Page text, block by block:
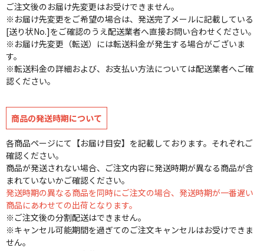
ご注文後のお届け先変更はお受けできません。
※お届け先変更をご希望の場合は、発送完了メールに記載している
[送り状No.]をご確認のうえ配送業者へ直接お問い合わせください。
※お届け先変更（転送）には転送料金が発生する場合がございま
す。
※転送料金の詳細および、お支払い方法については配送業者へご確
認ください。
商品の発送時期について
各商品ページにて【お届け目安】を記載しております。それぞれご
確認ください。
商品が発送されない場合、ご注文内容に発送時期が異なる商品が含
まれていないかご確認ください。
発送時期の異なる商品を同時にご注文の場合、発送時期が一番遅い
商品にあわせての出荷となります。
※ご注文後の分割配送はできません。
※キャンセル可能期間を過ぎてのご注文キャンセルはお受けできま
せん。